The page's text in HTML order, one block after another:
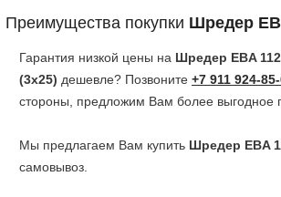
Преимущества покупки Шредер
Гарантия низкой цены на Шредер EBA
(3x25) дешевле? Позвоните +7 911 924-
стороны, предложим Вам более выгодное
Мы предлагаем Вам купить Шредер EBA
самовывоз.